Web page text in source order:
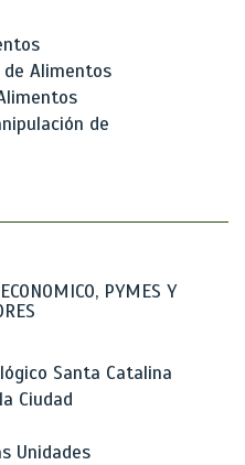
Alimentos
de
PYMES Y
Santa Catalina
Ciudad
Unidades